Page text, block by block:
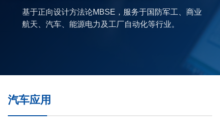
基于正向设计方法论MBSE，服务于国防军工、商业
航天、汽车、能源电力及工厂自动化等行业。
汽车应用